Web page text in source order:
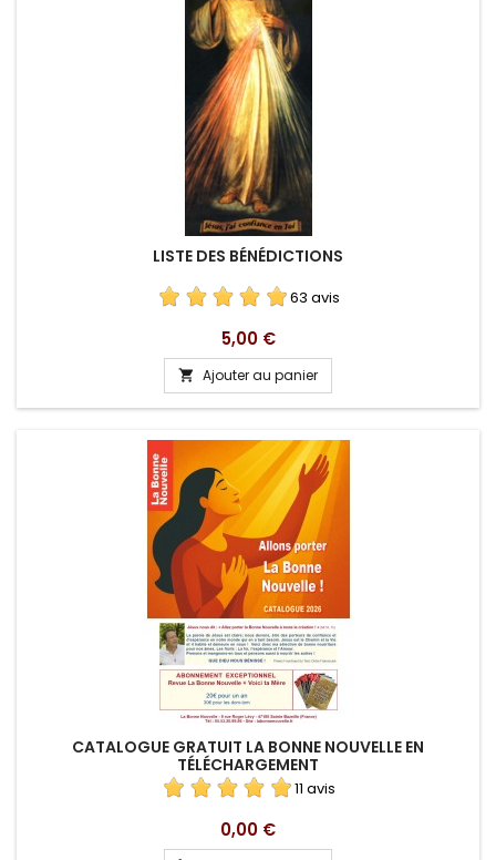
LISTE DES BÉNÉDICTIONS
63 avis
Prix
5,00 €
 Ajouter au panier
CATALOGUE GRATUIT LA BONNE NOUVELLE EN
TÉLÉCHARGEMENT
11 avis
Prix
0,00 €